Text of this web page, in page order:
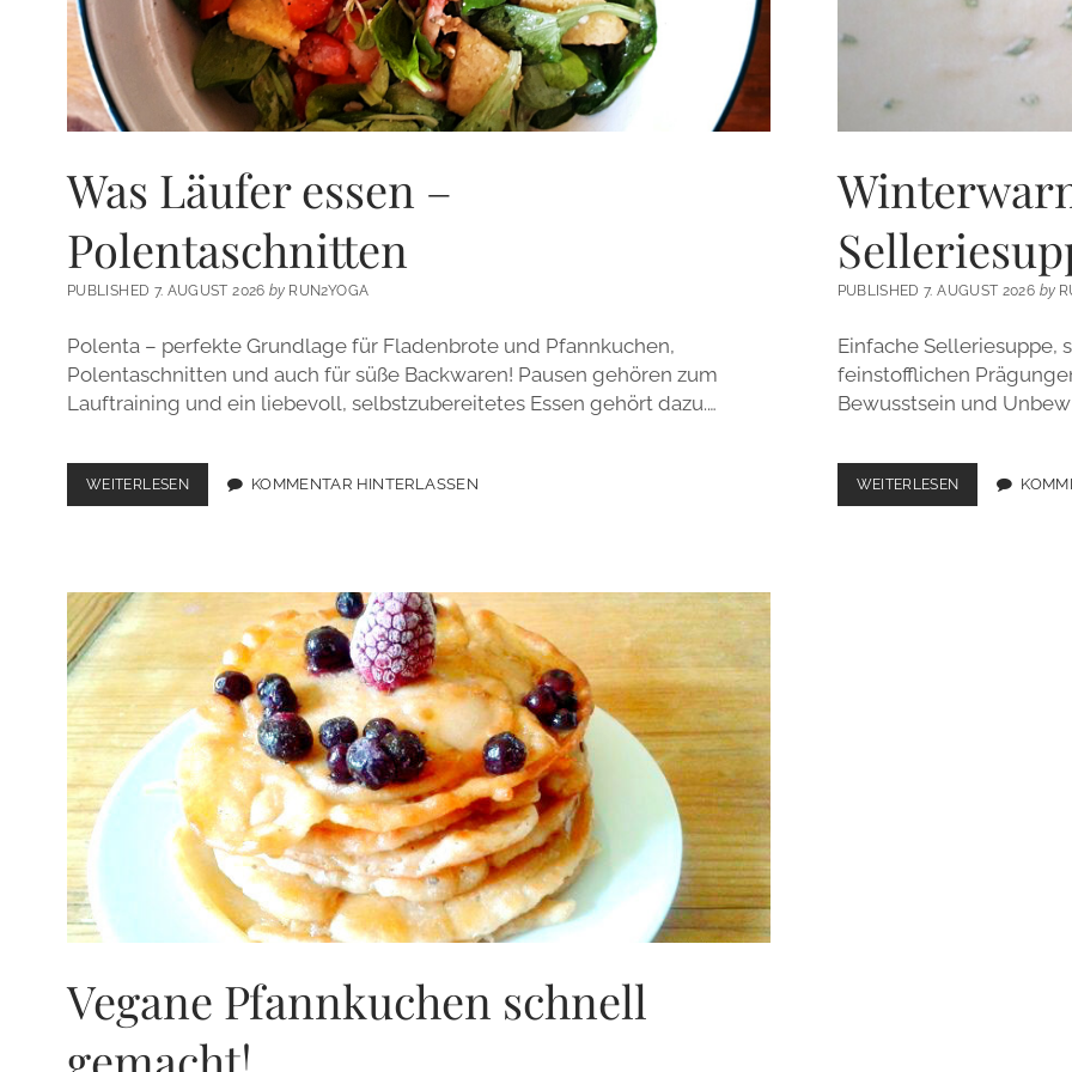
Was Läufer essen –
Polentaschnitten
PUBLISHED 7. AUGUST 2026 by RUN2YOGA
Polenta – perfekte Grundlage für Fladenbrote und Pfannkuchen,
Polentaschnitten und auch für süße Backwaren! Pausen gehören zum
Lauftraining und ein liebevoll, selbstzubereitetes Essen gehört dazu.…
WEITERLESENWAS
LÄUFER
KOMMENTAR HINTERLASSEN
PUBLISHED 7. AUGUST 2026 by
Einfache Selleriesuppe,
feinstofflichen
Bewusstsein und
WEITERLESEN
SAMSKARA!
Vegane Pfannkuchen schnell